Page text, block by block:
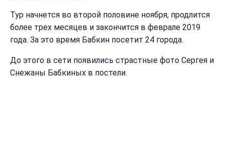
Тур начнется во второй половине ноября, продлится
более трех месяцев и закончится в феврале 2019
года. За это время Бабкин посетит 24 города.
До этого в сети появились страстные фото Сергея и
Снежаны Бабкиных в постели.